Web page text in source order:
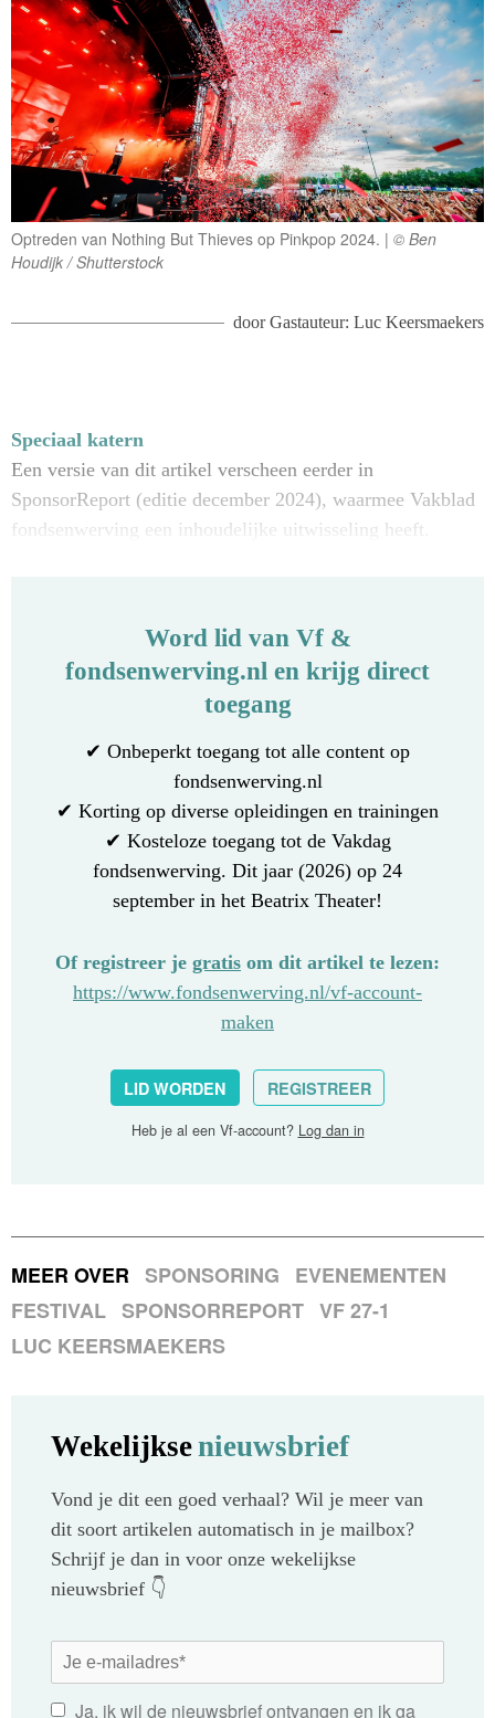
Optreden van Nothing But Thieves op Pinkpop 2024.
© Ben
Houdijk / Shutterstock
doorGastauteur: Luc Keersmaekers
Speciaal katern
Een versie van dit artikel verscheen eerder in
SponsorReport (editie december 2024), waarmee Vakblad
fondsenwerving een inhoudelijke uitwisseling heeft.
Word lid van Vf &
fondsenwerving.nl en krijg direct
toegang
✔ Onbeperkt toegang tot alle content op
fondsenwerving.nl
✔ Korting op diverse opleidingen en trainingen
✔ Kosteloze toegang tot de Vakdag
fondsenwerving. Dit jaar (2026) op 24
september in het Beatrix Theater!
Of registreer je gratis om dit artikel te lezen:
https://www.fondsenwerving.nl/vf-account-
maken
LID WORDEN REGISTREER
Heb je al een Vf-account? Log dan in
MEER OVER SPONSORING
EVENEMENTEN
FESTIVAL SPONSORREPORT VF 27-1
LUC KEERSMAEKERS
Wekelijksenieuwsbrief
Vond je dit een goed verhaal? Wil je meer van
dit soort artikelen automatisch in je mailbox?
Schrijf je dan in voor onze wekelijkse
nieuwsbrief 👇
Ja, ik wil de nieuwsbrief ontvangen en ik ga